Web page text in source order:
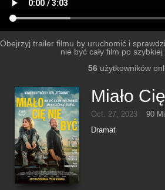
Obejrzyj trailer filmu by uruchomić i
nie być cały film po szybkiej
56użytkowników
Miało
Oct. 27, 2023
90
Dramat